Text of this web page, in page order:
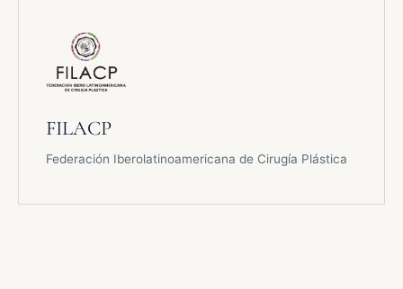
FILACP
Federación Iberolatinoamericana de Cirugía Plástica